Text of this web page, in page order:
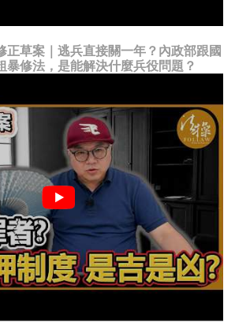
正草案｜逃兵直接關一年？內政部跟國
暴修法，是能解決什麼兵役問題？